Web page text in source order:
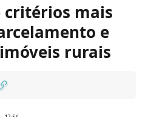
critérios mais
e
rurais